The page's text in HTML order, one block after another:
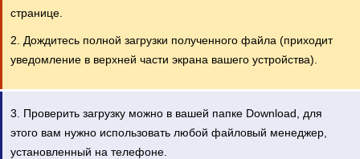
странице.
2. Дождитесь полной загрузки полученного файла (приходит
уведомление в верхней части экрана вашего устройства).
3. Проверить загрузку можно в вашей папке Download, для
этого вам нужно использовать любой файловый менеджер,
установленный на телефоне.